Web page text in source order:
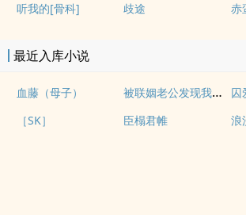
听我的[骨科]
歧途 赤
最近入库小说
血藤（母子） 被联姻老公发现我写po文后
［SK］ 臣榻君帷 浪